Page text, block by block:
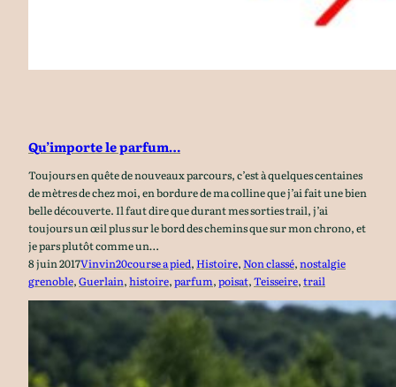
Qu’importe le parfum…
Toujours en quête de nouveaux parcours, c’est à quelques centaines
de mètres de chez moi, en bordure de ma colline que j’ai fait une bien
belle découverte. Il faut dire que durant mes sorties trail, j’ai
toujours un œil plus sur le bord des chemins que sur mon chrono, et
je pars plutôt comme un…
8 juin 2017Vinvin20course a pied, Histoire, Non classé, nostalgie
grenoble, Guerlain, histoire, parfum, poisat, Teisseire, trail